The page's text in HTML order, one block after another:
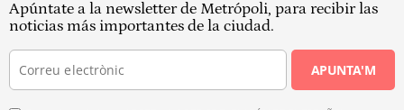
Apúntate a la newsletter de Metrópoli, para recibir las
noticias más importantes de la ciudad.
APUNTA'M